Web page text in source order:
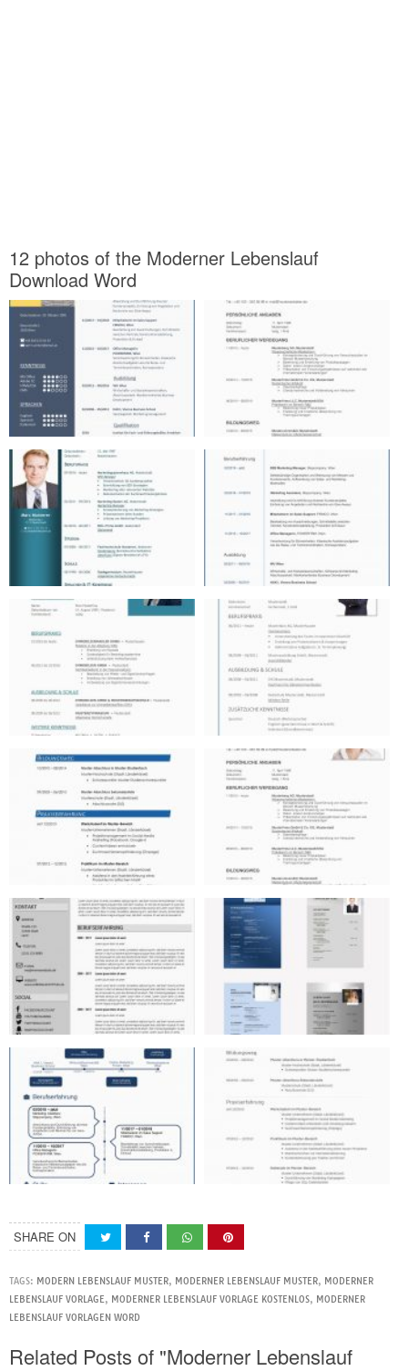
12 photos of the Moderner Lebenslauf
Download Word
SHARE ON
TAGS: MODERN LEBENSLAUF MUSTER, MODERNER LEBENSLAUF MUSTER, MODERNER
LEBENSLAUF VORLAGE, MODERNER LEBENSLAUF VORLAGE KOSTENLOS, MODERNER
LEBENSLAUF VORLAGEN WORD
Related Posts of "Moderner Lebenslauf